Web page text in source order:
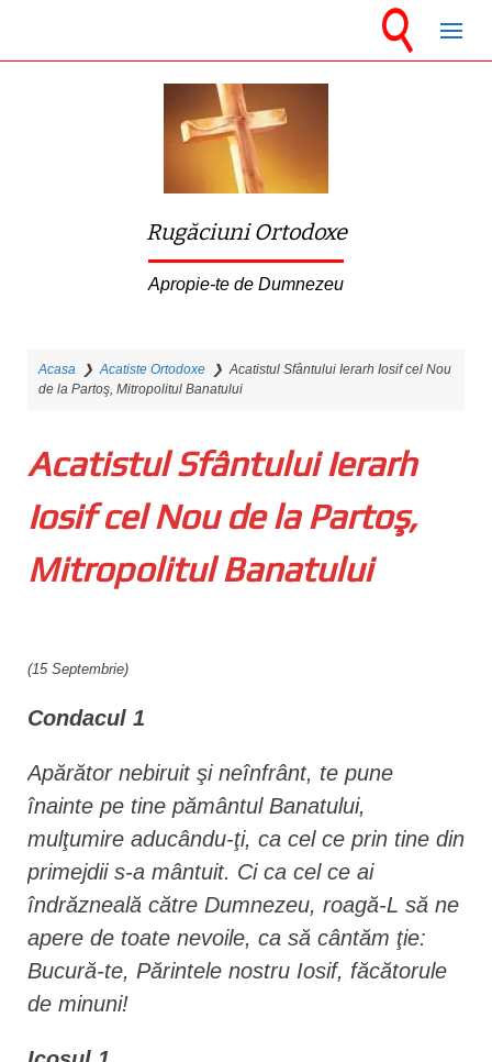
Rugăciuni Ortodoxe
Apropie-te de Dumnezeu
Acasa ❯Acatiste Ortodoxe ❯Acatistul Sfântului Ierarh Iosif cel Nou
de la Partoş, Mitropolitul Banatului
Acatistul Sfântului Ierarh
Iosif cel Nou de la Partoş,
Mitropolitul Banatului
(15 Septembrie)
Condacul 1
Apărător nebiruit şi neînfrânt, te pune
înainte pe tine pământul Banatului,
mulţumire aducându-ţi, ca cel ce prin tine din
primejdii s-a mântuit. Ci ca cel ce ai
îndrăzneală către Dumnezeu, roagă-L să ne
apere de toate nevoile, ca să cântăm ţie:
Bucură-te, Părintele nostru Iosif, făcătorule
de minuni!